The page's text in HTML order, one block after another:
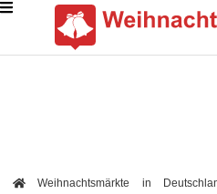
Weihnachtsmärkte in